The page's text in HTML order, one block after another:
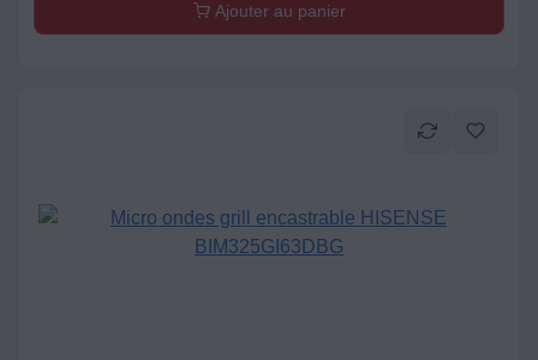
Ajouter au panier